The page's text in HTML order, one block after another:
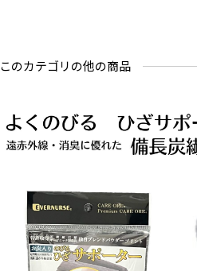
このカテゴリの他の商品